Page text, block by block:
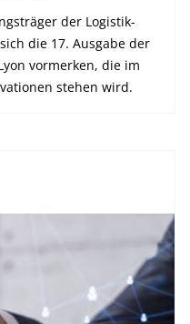
der Logistik-
die 17. Ausgabe der
vormerken, die im
stehen wird.